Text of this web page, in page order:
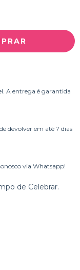
A entrega é garantida
devolver em até 7 dias
via Whatsapp!
de Celebrar.